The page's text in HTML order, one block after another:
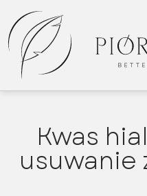
Kwas
usuwanie